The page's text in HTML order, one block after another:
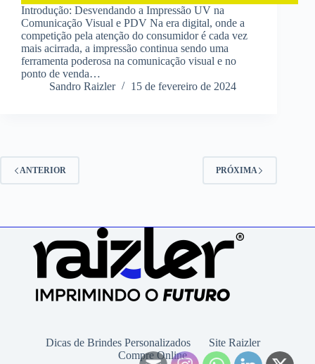
Introdução: Desvendando a Impressão UV na
Comunicação Visual e PDV Na era digital, onde a
competição pela atenção do consumidor é cada vez
mais acirrada, a impressão continua sendo uma
ferramenta poderosa na comunicação visual e no
ponto de venda…
Sandro Raizler
15 de fevereiro de 2024
ANTERIOR PRÓXIMA
Dicas de Brindes Personalizados
Site Raizler
Compre Online